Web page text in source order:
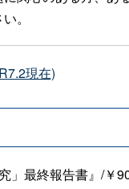
。
現在)
」最終報告書』/￥